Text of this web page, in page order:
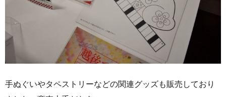
手ぬぐいやタペストリーなどの関連グッズも販売しており